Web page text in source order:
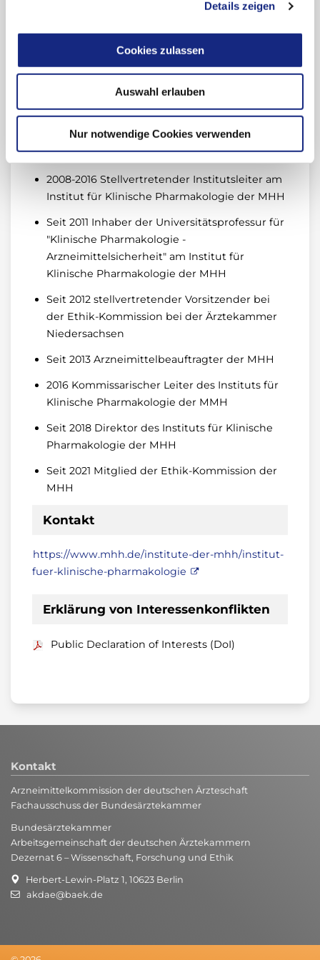
Details zeigen
Cookies zulassen
Auswahl erlauben
Nur notwendige Cookies verwenden
MHH, Mitglieder des Arzneimittelbeirates der
2007 Ausserplanmässiger Professor für
Klinische Pharmakologie am Institut für
Klinische Pharmakologie der MHH
2008-2016 Stellvertretender Institutsleiter am
Institut für Klinische Pharmakologie der MHH
Seit 2011 Inhaber der Universitätsprofessur für
"Klinische Pharmakologie -
Arzneimittelsicherheit" am Institut für
Klinische Pharmakologie der MHH
Seit 2012 stellvertretender Vorsitzender bei
der Ethik-Kommission bei der Ärztekammer
Niedersachsen
Seit 2013 Arzneimittelbeauftragter der MHH
2016 Kommissarischer Leiter des Instituts für
Klinische Pharmakologie der MMH
Seit 2018 Direktor des Instituts für Klinische
Pharmakologie der MHH
Seit 2021 Mitglied der Ethik-Kommission der
MHH
Kontakt
https://www.mhh.de/institute-der-mhh/institut-
fuer-klinische-pharmakologie
Erklärung von Interessenkonflikten
Public Declaration of Interests (DoI)
Kontakt
Arzneimittelkommission der deutschen Ärzteschaft
Fachausschuss der Bundesärztekammer
Bundesärztekammer
Arbeitsgemeinschaft der deutschen Ärztekammern
Dezernat 6 – Wissenschaft, Forschung und Ethik
Herbert-Lewin-Platz 1, 10623 Berlin
akdae@baek.de